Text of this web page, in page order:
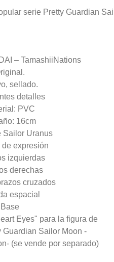
serie Pretty Guardian
– TamashiiNations
sellado.
detalles
PVC
16cm
Sailor Uranus
de expresión
izquierdas
derechas
cruzados
espacial
Base
Eyes" para la figura de
Guardian Sailor Moon -
(se vende por separado)